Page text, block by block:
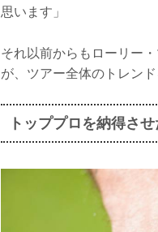
思います」
それ以前からもローリー
が、ツアー全体のトレン
トッププロを納得さ